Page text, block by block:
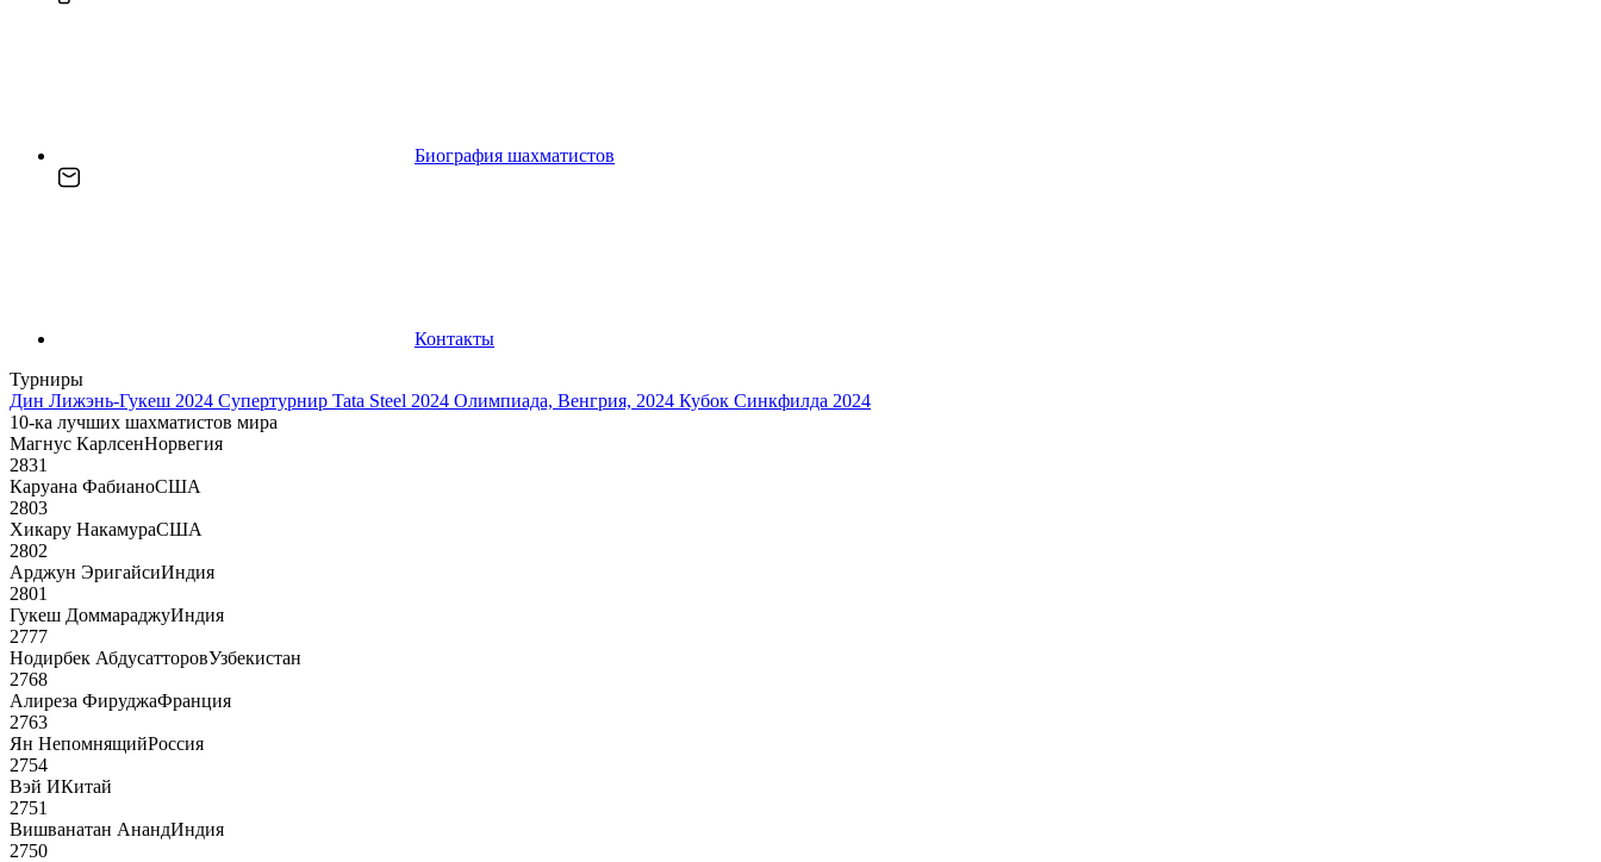
Биография шахматистов
Контакты
Турниры
Дин Лижэнь-Гукеш 2024 Супертурнир Tata Steel 2024 Олимпиада, Венгрия, 2024 Кубок Синкфилда 2024
10-ка лучших шахматистов мира
Магнус КарлсенНорвегия
2831
Каруана ФабианоСША
2803
Хикару НакамураСША
2802
Арджун ЭригайсиИндия
2801
Гукеш ДоммараджуИндия
2777
Нодирбек АбдусатторовУзбекистан
2768
Алиреза ФируджаФранция
2763
Ян НепомнящийРоссия
2754
Вэй ИКитай
2751
Вишванатан АнандИндия
2750